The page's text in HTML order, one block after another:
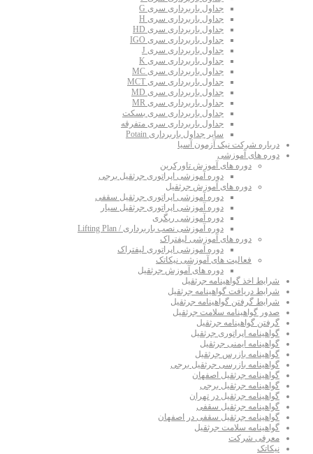
جداول باربرداری سری G
جداول باربرداری سری H
جداول باربرداری سری HD
جداول باربرداری سری IGO
جداول باربرداری سری J
جداول باربرداری سری K
جداول باربرداری سری MC
جداول باربرداری سری MCT
جداول باربرداری سری MD
جداول باربرداری سری MR
جداول باربرداری سری بسکت
جداول باربرداری سری متفرقه
سایر جداول باربرداری Potain
درباره شرکت نیک آزمون آسیا
دوره های آموزشی
دوره های آموزش تاورکرین
دوره آموزشی اپراتوری جرثقیل برجی
دوره های آموزش جرثقیل
دوره آموزشی اپراتوری جرثقیل سقفی
دوره آموزشی اپراتوری جرثقیل سیار
دوره آموزشی ریگری
دوره آموزشی نصب باربرداری / Lifting Plan
دوره های آموزشی لیفتراک
دوره آموزشی اپراتوری لیفتراک
فعالیت های آموزشی نیکاتک
دوره های آموزش جرثقیل
شرایط اخذ گواهینامه جرثقیل
شرایط دریافت گواهینامه جرثقیل
شرایط گرفتن گواهینامه جرثقیل
صدور گواهینامه سلامت جرثقیل
گرفتن گواهینامه جرثقیل
گواهینامه اپراتوری جرثقیل
گواهینامه ایمنی جرثقیل
گواهینامه بازرس جرثقیل
گواهینامه بازرسی جرثقیل برجی
گواهینامه جرثقیل اصفهان
گواهینامه جرثقیل برجی
گواهینامه جرثقیل در تهران
گواهینامه جرثقیل سقفی
گواهینامه جرثقیل سقفی در اصفهان
گواهینامه سلامت جرثقیل
معرفی شرکت
نیکاتک